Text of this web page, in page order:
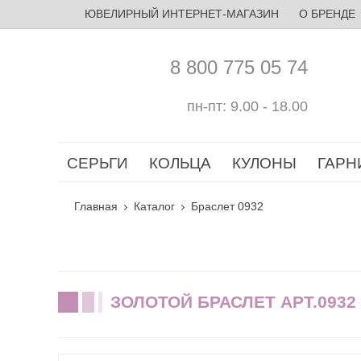
ЮВЕЛИРНЫЙ ИНТЕРНЕТ-МАГАЗИН О БРЕНДЕ
8 800 775 05 74
пн-пт: 9.00 - 18.00
СЕРЬГИ КОЛЬЦА КУЛОНЫ
Главная Каталог Браслет 0932
ЗОЛОТОЙ БРАСЛЕТ АРТ.0932